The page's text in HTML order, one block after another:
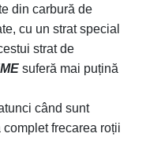
din carbură de
cu un strat special
strat de
suferă mai puțină
când sunt
frecarea roții